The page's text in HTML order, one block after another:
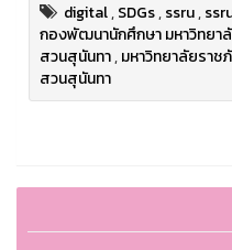
digital,SDGs,ssru,
กองพัฒนานักศึกษา มหาวิทยา
สวนสุนันทา,มหาวิทยาลัยรา
สวนสุนันทา